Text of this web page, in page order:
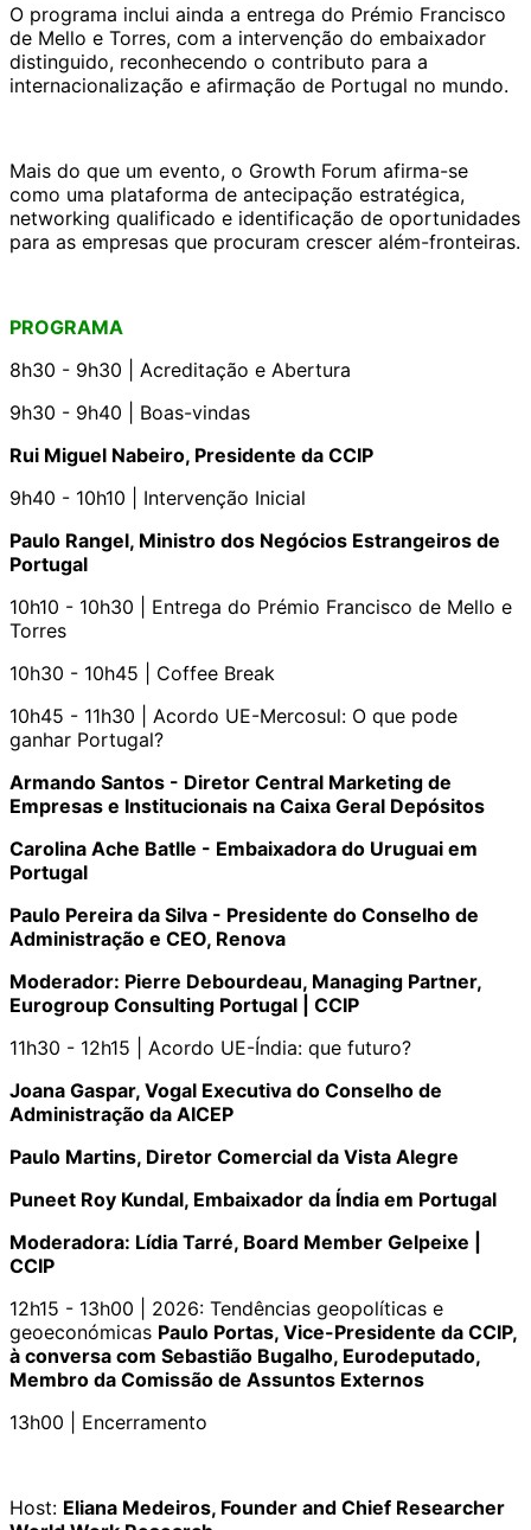
O programa inclui ainda a entrega do Prémio Francisco
de Mello e Torres, com a intervenção do embaixador
distinguido, reconhecendo o contributo para a
internacionalização e afirmação de Portugal no mundo.
Mais do que um evento, o Growth Forum afirma-se
como uma plataforma de antecipação estratégica,
networking qualificado e identificação de oportunidades
para as empresas que procuram crescer além-fronteiras.
PROGRAMA
8h30 - 9h30 | Acreditação e Abertura
9h30 - 9h40 | Boas-vindas
Rui Miguel Nabeiro, Presidente da CCIP
9h40 - 10h10 | Intervenção Inicial
Paulo Rangel, Ministro dos Negócios Estrangeiros de
Portugal
10h10 - 10h30 | Entrega do Prémio Francisco de Mello e
Torres
10h30 - 10h45 | Coffee Break
10h45 - 11h30 | Acordo UE-Mercosul: O que pode
ganhar Portugal?
Armando Santos - Diretor Central Marketing de
Empresas e Institucionais na Caixa Geral Depósitos
Carolina Ache Batlle - Embaixadora do Uruguai em
Portugal
Paulo Pereira da Silva - Presidente do Conselho de
Administração e CEO, Renova
Moderador: Pierre Debourdeau, Managing Partner,
Eurogroup Consulting Portugal | CCIP
11h30 - 12h15 | Acordo UE-Índia: que futuro?
Joana Gaspar, Vogal Executiva do Conselho de
Administração da AICEP
Paulo Martins, Diretor Comercial da Vista Alegre
Puneet Roy Kundal, Embaixador da Índia em Portugal
Moderadora: Lídia Tarré, Board Member Gelpeixe |
CCIP
12h15 - 13h00 | 2026: Tendências geopolíticas e
geoeconómicas Paulo Portas, Vice-Presidente da CCIP,
à conversa com Sebastião Bugalho, Eurodeputado,
Membro da Comissão de Assuntos Externos
13h00 | Encerramento
Host: Eliana Medeiros, Founder and Chief Researcher